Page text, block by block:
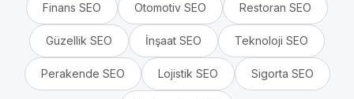
Finans SEO Otomotiv SEO Restoran SEO
Güzellik SEO İnşaat SEO Teknoloji SEO
Perakende SEO Lojistik SEO Sigorta SEO